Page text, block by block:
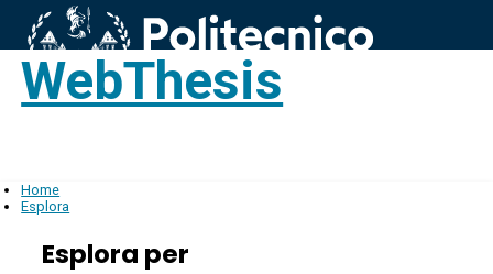
WebThesis
Home
Esplora
Esplora per